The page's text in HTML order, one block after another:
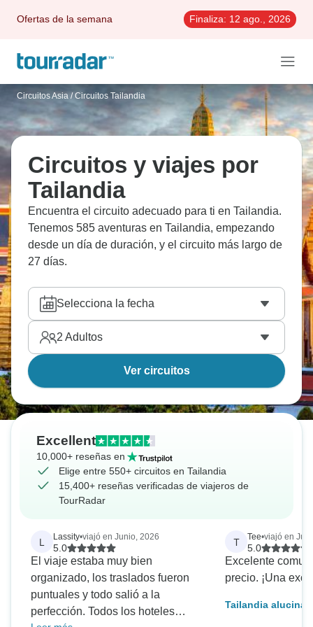
Ofertas de la semana Finaliza: 12 ago., 2026
Circuitos Asia / Circuitos Tailandia
Circuitos y viajes por
Tailandia
Encuentra el circuito adecuado para ti en Tailandia.
Tenemos 585 aventuras en Tailandia, empezando
desde un día de duración, y el circuito más largo de
27 días.
Selecciona la fecha
2 Adultos
Ver circuitos
Excellent
10,000+ reseñas en
Elige entre 550+ circuitos en Tailandia
15,400+ reseñas verificadas de viajeros de
TourRadar
L Lassity•viajó en Junio, 2026
5.0
El viaje estaba muy bien
organizado, los traslados fueron
puntuales y todo salió a la
perfección. Todos los hoteles
T Tee•viajó en
5.0
Excelente
precio. ¡Una
Tailandia